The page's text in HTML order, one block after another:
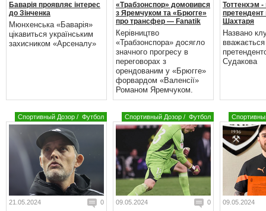
Баварія проявляє інтерес
до Зінченка
Мюнхенська «Баварія»
цікавиться українським
захисником «Арсеналу»
«Трабзонспор» домовився
з Яремчуком та «Брюгге»
про трансфер — Fanatik
Керівництво
«Трабзонспора» досягло
значного прогресу в
переговорах з
орендованим у «Брюгге»
форвардом «Валенсії»
Романом Яремчуком.
Тоттенхэм -
претендент
Шахтаря
Названо
Судакова
Спортивный Дозор / Футбол
21.05.2024 0
Спортивный Дозор / Футбол
09.05.2024 0 09.05.2024